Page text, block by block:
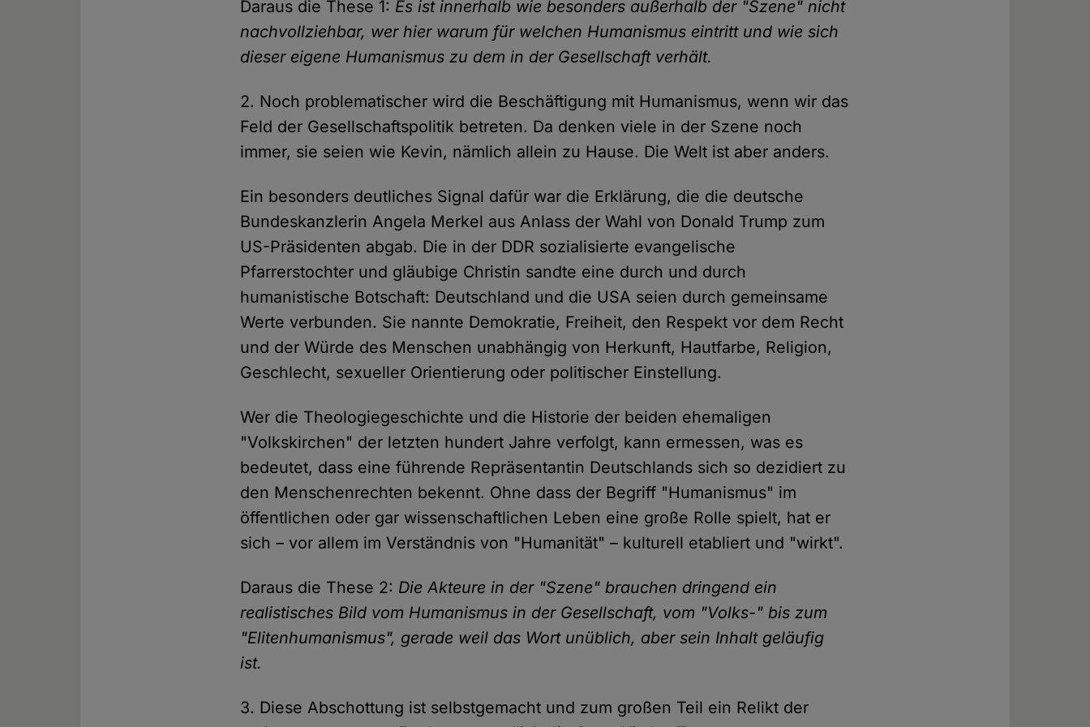
Daraus die These 1: Es ist innerhalb wie besonders außerhalb der "Szene" nicht
nachvollziehbar, wer hier warum für welchen Humanismus eintritt und wie sich
dieser eigene Humanismus zu dem in der Gesellschaft verhält.
2. Noch problematischer wird die Beschäftigung mit Humanismus, wenn wir das
Feld der Gesellschaftspolitik betreten. Da denken viele in der Szene noch
immer, sie seien wie Kevin, nämlich allein zu Hause. Die Welt ist aber anders.
Ein besonders deutliches Signal dafür war die Erklärung, die die deutsche
Bundeskanzlerin Angela Merkel aus Anlass der Wahl von Donald Trump zum
US-Präsidenten abgab. Die in der DDR sozialisierte evangelische
Pfarrerstochter und gläubige Christin sandte eine durch und durch
humanistische Botschaft: Deutschland und die USA seien durch gemeinsame
Werte verbunden. Sie nannte Demokratie, Freiheit, den Respekt vor dem Recht
und der Würde des Menschen unabhängig von Herkunft, Hautfarbe, Religion,
Geschlecht, sexueller Orientierung oder politischer Einstellung.
Wer die Theologiegeschichte und die Historie der beiden ehemaligen
"Volkskirchen" der letzten hundert Jahre verfolgt, kann ermessen, was es
bedeutet, dass eine führende Repräsentantin Deutschlands sich so dezidiert zu
den Menschenrechten bekennt. Ohne dass der Begriff "Humanismus" im
öffentlichen oder gar wissenschaftlichen Leben eine große Rolle spielt, hat er
sich – vor allem im Verständnis von "Humanität" – kulturell etabliert und "wirkt".
Daraus die These 2: Die Akteure in der "Szene" brauchen dringend ein
realistisches Bild vom Humanismus in der Gesellschaft, vom "Volks-" bis zum
"Elitenhumanismus", gerade weil das Wort unüblich, aber sein Inhalt geläufig
ist.
3. Diese Abschottung ist selbstgemacht und zum großen Teil ein Relikt der